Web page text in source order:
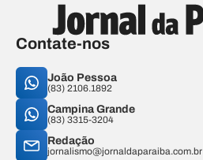
Contate-nos
João Pessoa
(83) 2106.1892
Campina Grande
(83) 3315-3204
Redação
jornalismo@jornaldaparaiba.com.br